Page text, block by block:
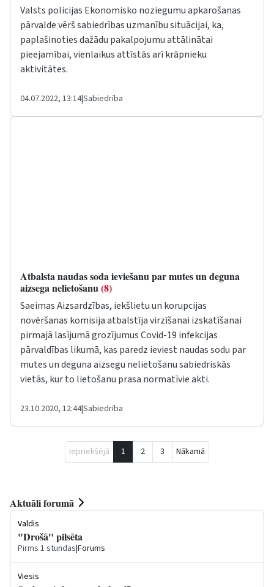
Valsts policijas Ekonomisko noziegumu apkarošanas
pārvalde vērš sabiedrības uzmanību situācijai, ka,
paplašinoties dažādu pakalpojumu attālinātai
pieejamībai, vienlaikus attīstās arī krāpnieku
aktivitātes.
04.07.2022, 13:14|Sabiedrība
Atbalsta naudas soda ieviešanu par mutes un deguna
aizsega nelietošanu(8)
Saeimas Aizsardzības, iekšlietu un korupcijas
novēršanas komisija atbalstīja virzīšanai izskatīšanai
pirmajā lasījumā grozījumus Covid-19 infekcijas
pārvaldības likumā, kas paredz ieviest naudas sodu par
mutes un deguna aizsegu nelietošanu sabiedriskās
vietās, kur to lietošanu prasa normatīvie akti.
23.10.2020, 12:44|Sabiedrība
Iepriekšējā 1 2 3 Nākamā
Aktuāli forumā
Valdis
"Drošā" pilsēta
Pirms 1 stundas|Forums
Viesis